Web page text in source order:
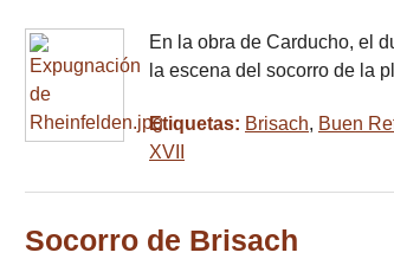
En la obra de Carducho, el
la escena del socorro de la
Etiquetas: Brisach, Buen
XVII
Socorro de Brisach